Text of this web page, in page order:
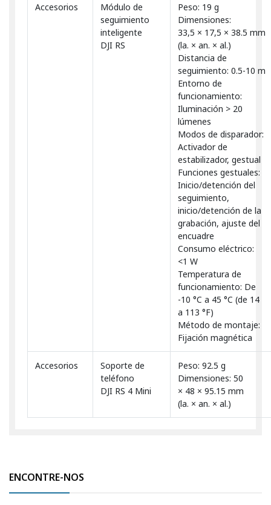
Accesorios
Módulo de
seguimiento
inteligente
DJI RS
Peso: 19 g
Dimensiones:
33,5 × 17,5 × 38.5 mm
(la. × an. × al.)
Distancia de
seguimiento: 0.5-10 m
Entorno de
funcionamiento:
Iluminación > 20
lúmenes
Modos de disparador:
Activador de
estabilizador, gestual
Funciones gestuales:
Inicio/detención del
seguimiento,
inicio/detención de la
grabación, ajuste del
encuadre
Consumo eléctrico:
<1 W
Temperatura de
funcionamiento: De
-10 °C a 45 °C (de 14
a 113 °F)
Método de montaje:
Fijación magnética
Accesorios
Soporte de
teléfono
DJI RS 4 Mini
Peso: 92.5 g
Dimensiones: 50
× 48 × 95.15 mm
(la. × an. × al.)
ENCONTRE-NOS